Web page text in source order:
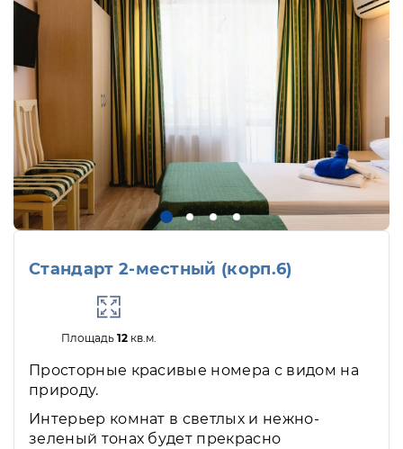
Стандарт 2-местный (корп.6)
Площадь 12кв.м.
Просторные красивые номера с видом на
природу.
Интерьер комнат в светлых и нежно-
зеленый тонах будет прекрасно